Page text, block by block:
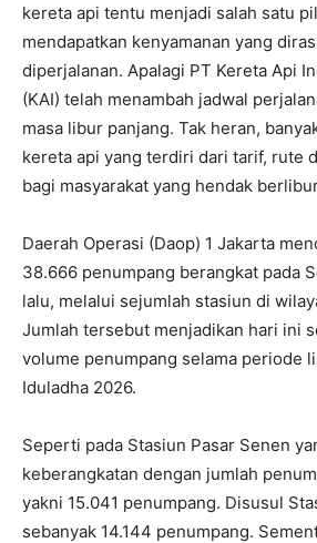
kereta api tentu menjadi salah satu
mendapatkan kenyamanan yang
diperjalanan. Apalagi PT Kereta Api
(KAI) telah menambah jadwal
masa libur panjang. Tak heran,
kereta api yang terdiri dari tarif, rute
bagi masyarakat yang hendak
Daerah Operasi (Daop) 1 Jakarta
38.666 penumpang berangkat pada
lalu, melalui sejumlah stasiun di
Jumlah tersebut menjadikan hari ini
volume penumpang selama periode
Iduladha 2026.
Seperti pada Stasiun Pasar Senen
keberangkatan dengan jumlah
yakni 15.041 penumpang. Disusul
sebanyak 14.144 penumpang.